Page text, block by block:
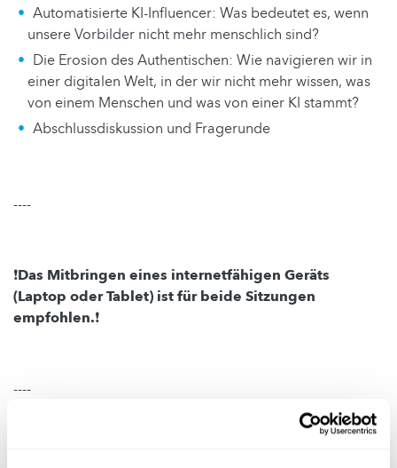
Automatisierte KI-Influencer: Was bedeutet es, wenn
unsere Vorbilder nicht mehr menschlich sind?
Die Erosion des Authentischen: Wie navigieren wir in
einer digitalen Welt, in der wir nicht mehr wissen, was
von einem Menschen und was von einer KI stammt?
Abschlussdiskussion und Fragerunde
----
❗️Das Mitbringen eines internetfähigen Geräts
(Laptop oder Tablet) ist für beide Sitzungen
empfohlen.❗️
----